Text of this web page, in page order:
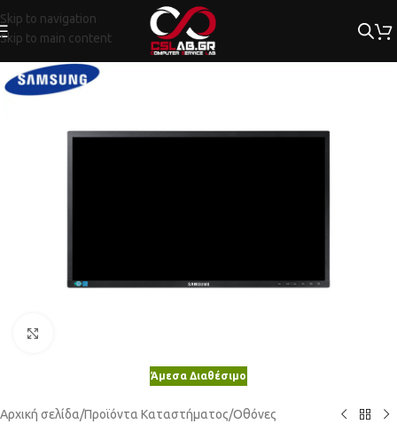
Skip to navigation
Skip to main content
Άμεσα Διαθέσιμο
Αρχική σελίδα/Προϊόντα Καταστήματος/Οθόνες